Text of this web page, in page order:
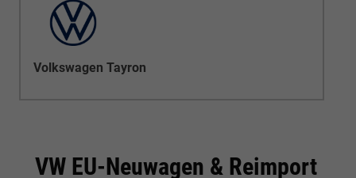
Volkswagen Tayron
VW EU-Neuwagen & Reimport